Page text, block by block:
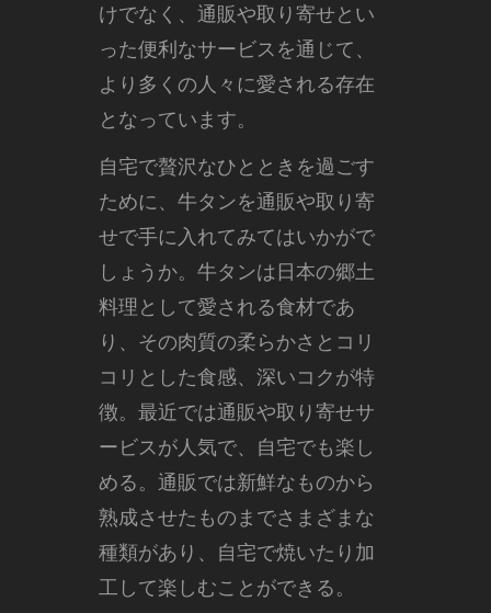
けでなく、通販や取り寄せとい
った便利なサービスを通じて、
より多くの人々に愛される存在
となっています。
自宅で贅沢なひとときを過ごす
ために、牛タンを通販や取り寄
せで手に入れてみてはいかがで
しょうか。牛タンは日本の郷土
料理として愛される食材であ
り、その肉質の柔らかさとコリ
コリとした食感、深いコクが特
徴。最近では通販や取り寄せサ
ービスが人気で、自宅でも楽し
める。通販では新鮮なものから
熟成させたものまでさまざまな
種類があり、自宅で焼いたり加
工して楽しむことができる。